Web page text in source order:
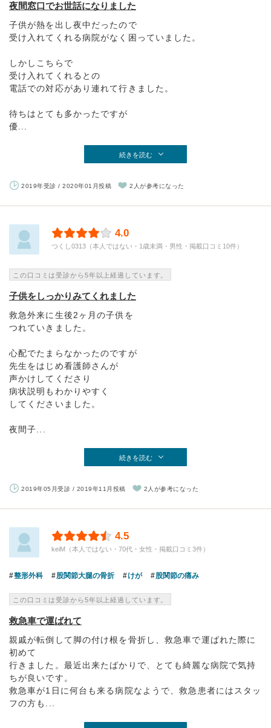
夜間窓口でお世話になりました
子供が熱を出し夜中だったので
受け入れてくれる病院がなく困っていました。
しかしこちらで
受け入れてくれるとの
電話での対応があり連れて行きました。
待ちはとても多かったですが
優...
続きを読む
2019年受診 / 2020年01月投稿 2人が参考になった
4.0
つくし0313（本人ではない・1歳未満・男性・掲載口コミ10件）
この口コミは受診から5年以上経過しています。
子供をしっかりみてくれました
救急外来に生後2ヶ月の子供を
つれていきました。
心配でたまらなかったのですが
先生をはじめ看護師さんが
声かけしてくださり
病状説明もわかりやすく
してくださいました。
夜間子...
続きを読む
2019年05月受診 / 2019年11月投稿 2人が参考になった
4.5
keiM（本人ではない・70代・女性・掲載口コミ3件）
整形外科 股関節大腿の骨折 けが 股関節の痛み
この口コミは受診から5年以上経過しています。
救急車で運ばれて
親戚が転倒して脚の付け根を骨折し、救急車で運ばれた際に
初めて
行きました。最近出来たばかりで、とても綺麗な病院で気持
ちが良いです。
救急車が1日に何台も来る病院なようで、救急患者にはスタッ
フの方も...